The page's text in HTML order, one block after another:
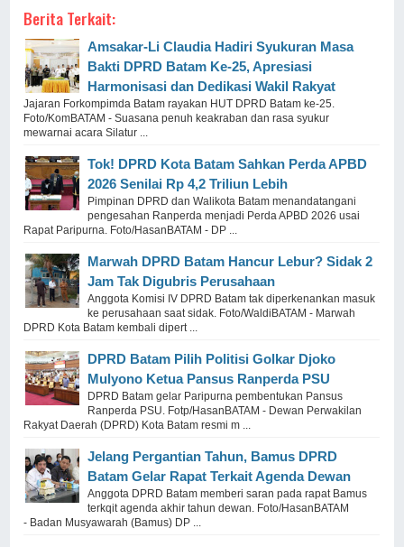
Berita Terkait:
Amsakar-Li Claudia Hadiri Syukuran Masa
Bakti DPRD Batam Ke-25, Apresiasi
Harmonisasi dan Dedikasi Wakil Rakyat
Jajaran Forkompimda Batam rayakan HUT DPRD Batam ke-25.
Foto/KomBATAM - Suasana penuh keakraban dan rasa syukur
mewarnai acara Silatur ...
Tok! DPRD Kota Batam Sahkan Perda APBD
2026 Senilai Rp 4,2 Triliun Lebih
Pimpinan DPRD dan Walikota Batam menandatangani
pengesahan Ranperda menjadi Perda APBD 2026 usai
Rapat Paripurna. Foto/HasanBATAM - DP ...
Marwah DPRD Batam Hancur Lebur? Sidak 2
Jam Tak Digubris Perusahaan
Anggota Komisi IV DPRD Batam tak diperkenankan masuk
ke perusahaan saat sidak. Foto/WaldiBATAM - Marwah
DPRD Kota Batam kembali dipert ...
DPRD Batam Pilih Politisi Golkar Djoko
Mulyono Ketua Pansus Ranperda PSU
DPRD Batam gelar Paripurna pembentukan Pansus
Ranperda PSU. Fotp/HasanBATAM - Dewan Perwakilan
Rakyat Daerah (DPRD) Kota Batam resmi m ...
Jelang Pergantian Tahun, Bamus DPRD
Batam Gelar Rapat Terkait Agenda Dewan
Anggota DPRD Batam memberi saran pada rapat Bamus
terkqit agenda akhir tahun dewan. Foto/HasanBATAM
- Badan Musyawarah (Bamus) DP ...